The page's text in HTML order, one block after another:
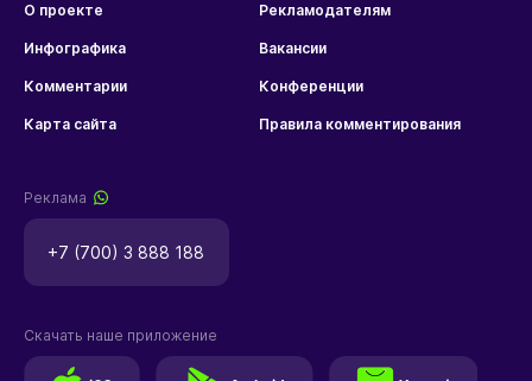
О проекте Рекламодателям
Инфографика Вакансии
Комментарии Конференции
Карта сайта Правила комментирования
Реклама
+7 (700) 3 888 188
Скачать наше приложение